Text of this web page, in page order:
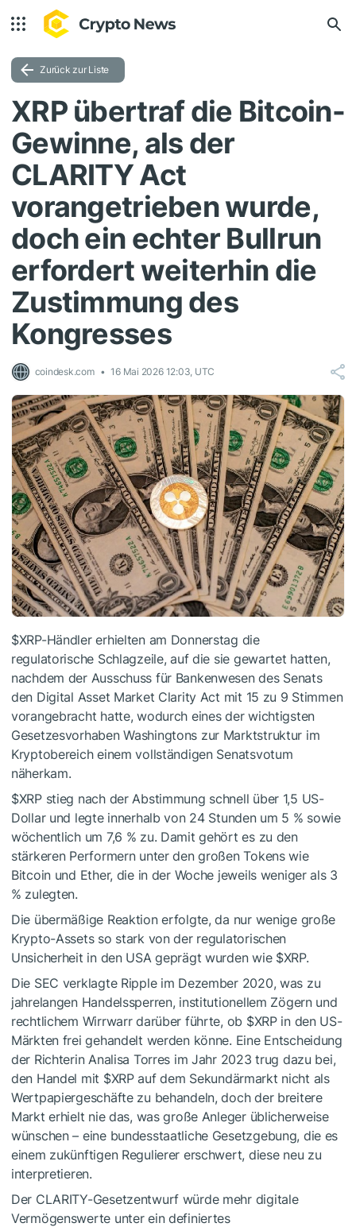
Zurück zur Liste
XRP übertraf die Bitcoin-
Gewinne, als der
CLARITY Act
vorangetrieben wurde,
doch ein echter Bullrun
erfordert weiterhin die
Zustimmung des
Kongresses
coindesk.com 16 Mai 2026 12:03, UTC
$XRP-Händler erhielten am Donnerstag die
regulatorische Schlagzeile, auf die sie gewartet hatten,
nachdem der Ausschuss für Bankenwesen des Senats
den Digital Asset Market Clarity Act mit 15 zu 9 Stimmen
vorangebracht hatte, wodurch eines der wichtigsten
Gesetzesvorhaben Washingtons zur Marktstruktur im
Kryptobereich einem vollständigen Senatsvotum
näherkam.
$XRPstieg nach der Abstimmung schnell über 1,5 US-
Dollar und legte innerhalb von 24 Stunden um 5 % sowie
wöchentlich um 7,6 % zu. Damit gehört es zu den
stärkeren Performern unter den großen Tokens wie
Bitcoin und Ether, die in der Woche jeweils weniger als 3
% zulegten.
Die übermäßige Reaktion erfolgte, da nur wenige große
Krypto-Assets so stark von der regulatorischen
Unsicherheit in den USA geprägt wurden wie $XRP.
Die SEC verklagte Ripple im Dezember 2020, was zu
jahrelangen Handelssperren, institutionellem Zögern und
rechtlichem Wirrwarr darüber führte, ob $XRPin den US-
Märkten frei gehandelt werden könne. Eine Entscheidung
der Richterin Analisa Torres im Jahr 2023 trug dazu bei,
den Handel mit $XRPauf dem Sekundärmarkt nicht als
Wertpapiergeschäfte zu behandeln, doch der breitere
Markt erhielt nie das, was große Anleger üblicherweise
wünschen – eine bundesstaatliche Gesetzgebung, die es
einem zukünftigen Regulierer erschwert, diese neu zu
interpretieren.
Der CLARITY-Gesetzentwurf würde mehr digitale
Vermögenswerte unter ein definiertes